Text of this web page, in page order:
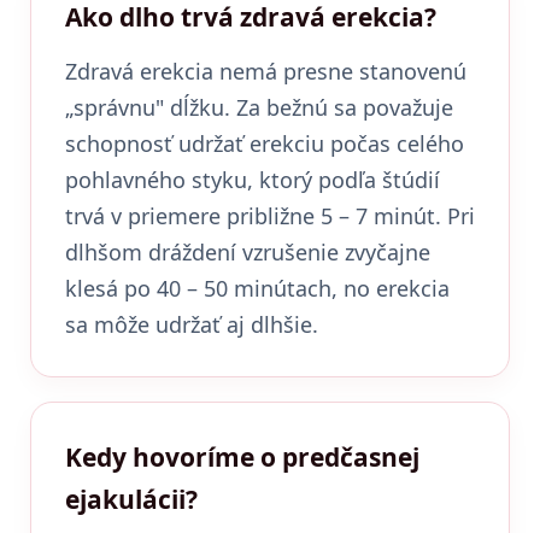
Ako dlho trvá zdravá erekcia?
Zdravá erekcia nemá presne stanovenú
„správnu" dĺžku. Za bežnú sa považuje
schopnosť udržať erekciu počas celého
pohlavného styku, ktorý podľa štúdií
trvá v priemere približne 5 – 7 minút. Pri
dlhšom dráždení vzrušenie zvyčajne
klesá po 40 – 50 minútach, no erekcia
sa môže udržať aj dlhšie.
Kedy hovoríme o predčasnej
ejakulácii?